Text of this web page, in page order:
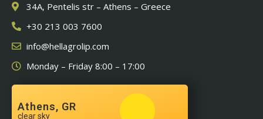
34A, Pentelis str – Athens – Greece
+30 213 003 7600
info@hellagrolip.com
Monday – Friday 8:00 – 17:00
Athens, GR
clear sky